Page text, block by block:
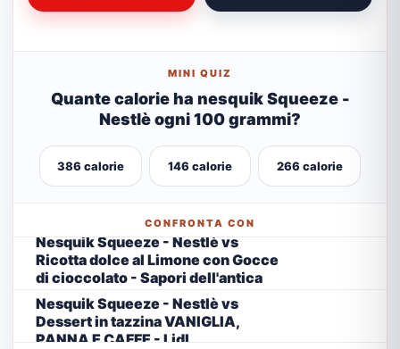
MINI QUIZ
Quante calorie ha nesquik Squeeze -
Nestlè ogni 100 grammi?
386 calorie 146 calorie 266 calorie
CONFRONTA CON
Nesquik Squeeze - Nestlè vs
Ricotta dolce al Limone con Gocce
di cioccolato - Sapori dell'antica
Murgia
Nesquik Squeeze - Nestlè vs
Dessert in tazzina VANIGLIA,
PANNA E CAFFE - Lidl